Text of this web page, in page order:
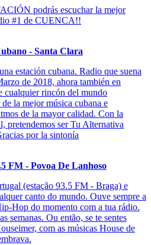
podrás escuchar la mejor
#1 de CUENCA!!
- Santa Clara
estación cubana. Radio que suena
de 2018, ahora también en
cualquier rincón del mundo
la mejor música cubana e
de la mayor calidad. Con la
pretendemos ser Tu Alternativa
por la sintonía
FM - Povoa De Lanhoso
(estação 93.5 FM - Braga) e
canto do mundo. Ouve sempre a
Hop do momento com a tua rádio.
semanas. Ou então, se te sentes
com as músicas House de